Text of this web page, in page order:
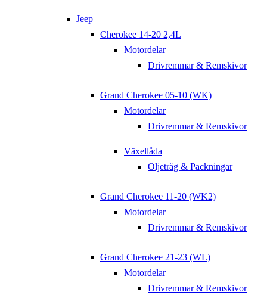
Jeep
Cherokee 14-20 2,4L
Motordelar
Drivremmar & Remskivor
Grand Cherokee 05-10 (WK)
Motordelar
Drivremmar & Remskivor
Växellåda
Oljetråg & Packningar
Grand Cherokee 11-20 (WK2)
Motordelar
Drivremmar & Remskivor
Grand Cherokee 21-23 (WL)
Motordelar
Drivremmar & Remskivor